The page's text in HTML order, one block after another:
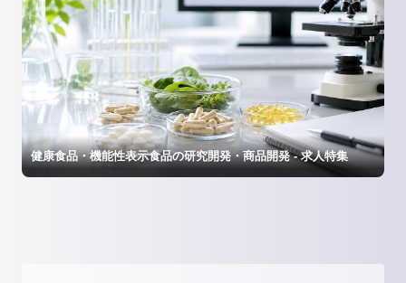
健康食品・機能性表示食品の研究開発・商品開発 - 求人特集